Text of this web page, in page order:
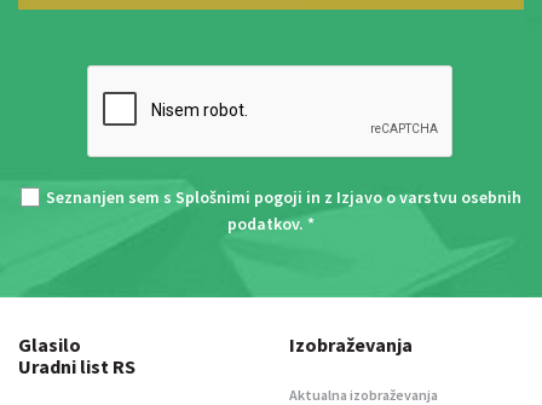
Seznanjen sem s Splošnimi pogoji in z Izjavo o varstvu osebnih
podatkov. *
Glasilo
Uradni list RS
Izobraževanja
Aktualna izobraževanja